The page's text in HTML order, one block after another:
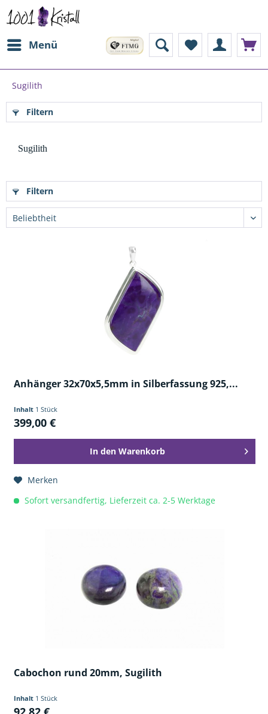
Menü
Sugilith
Filtern
Sugilith
Filtern
Anhänger 32x70x5,5mm in Silberfassung 925,...
Inhalt 1 Stück
399,00 €
In den Warenkorb
Merken
Sofort versandfertig, Lieferzeit ca. 2-5 Werktage
Cabochon rund 20mm, Sugilith
Inhalt 1 Stück